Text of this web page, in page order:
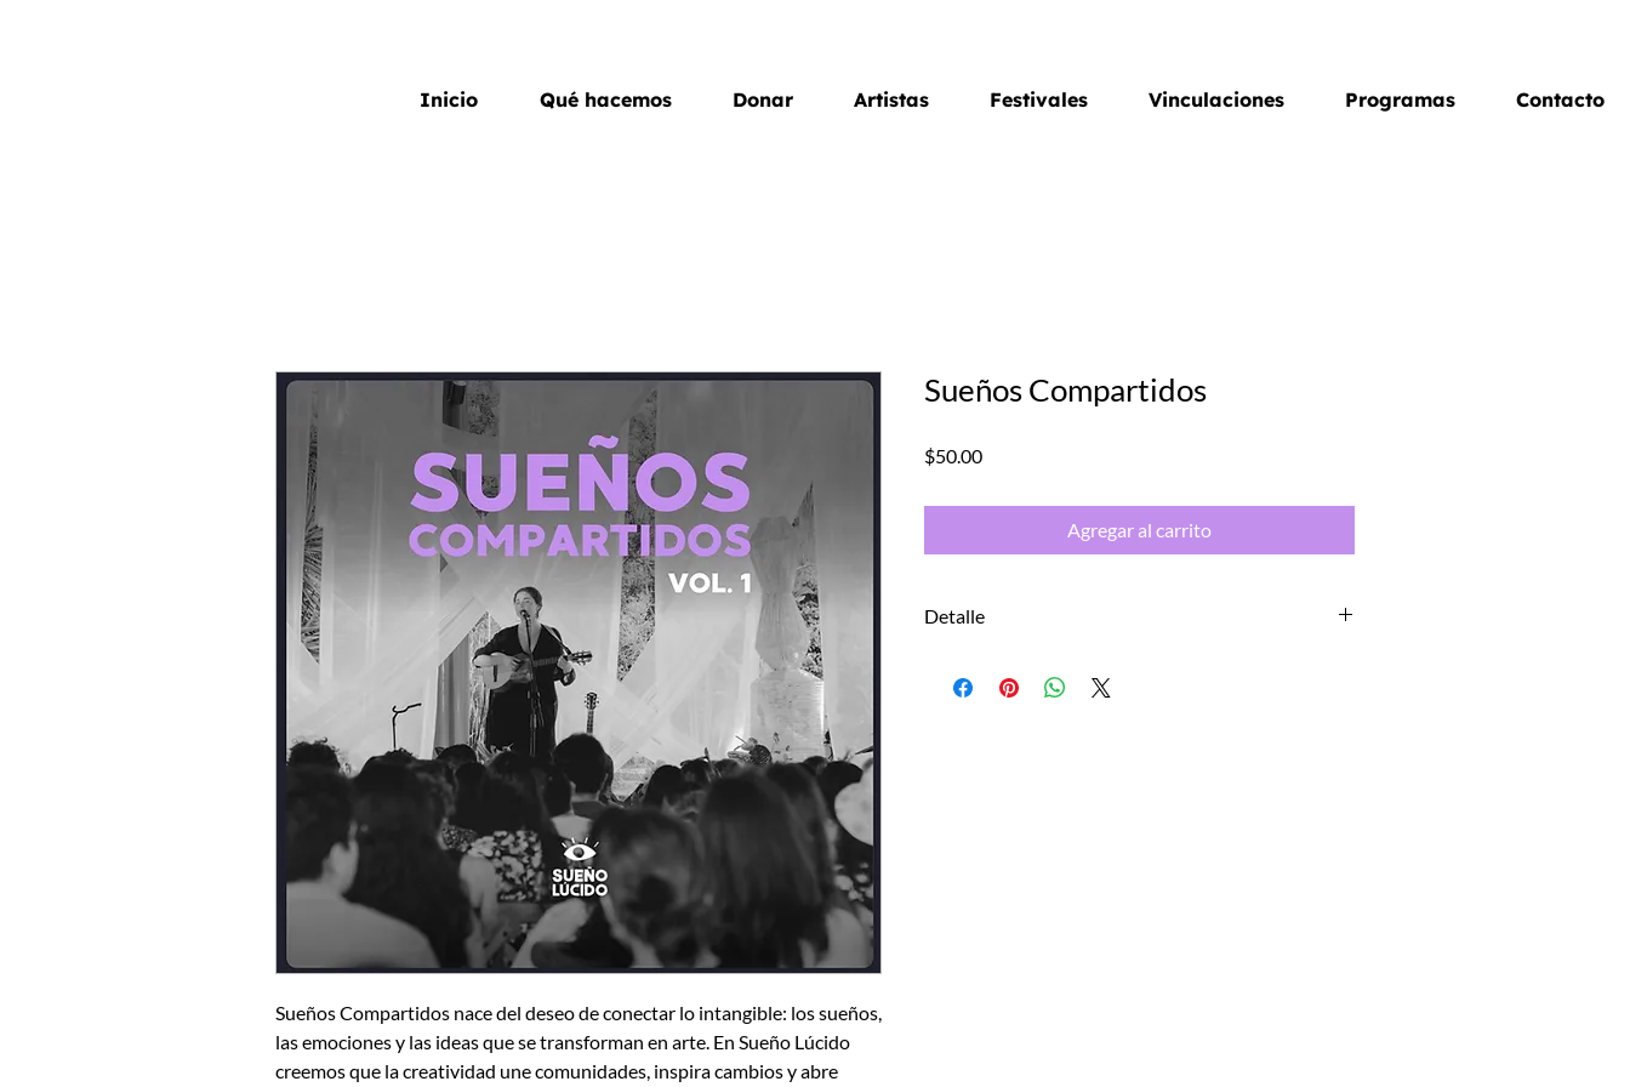
Inicio Qué hacemos Donar Artistas Festivales Vinculaciones Programas Contacto
Sueños Compartidos nace del deseo de conectar lo intangible: los sueños,
las emociones y las ideas que se transforman en arte. En Sueño Lúcido
creemos que la creatividad une comunidades, inspira cambios y abre
Sueños Compartidos
$50.00Precio
Agregar al carrito
Detalle